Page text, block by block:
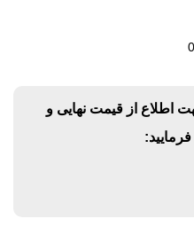
0
اطلاع از قیمت نهایی و